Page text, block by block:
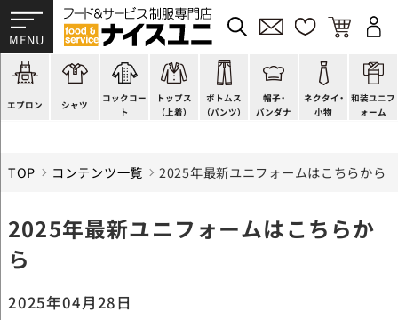
エプロン
スモック風
厨房用
ラップエプロン
シャツ
Tシャツ
ポロシャツ
和風シャツ(Asian)コックコー
ト
スタンダード
ファッション
キッズ
トップス
（上着）
調理白衣
カットソー
ジャンバー
ボトムス
（パンツ）
ワンピース
厨房シューズ
フロアシューズ
帽子・
バンダナ
コック帽
衛生帽子
ヘアネット
ネクタイ・
小物
蝶ネクタイ
リボン・スカーフ
クロスタイ
和装ユニフ
ォーム
草履、足袋など
着付小物
きもの
TOP コンテンツ一覧 2025年最新ユニフォームはこちらから
2025年最新ユニフォームはこちらか
ら
2025年04月28日